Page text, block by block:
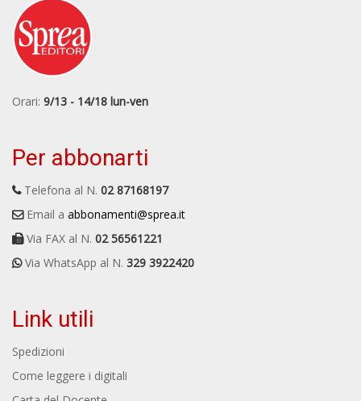
Orari: 9/13 - 14/18 lun-ven
Per abbonarti
Telefona al N. 02 87168197
Email a abbonamenti@sprea.it
Via FAX al N. 02 56561221
Via WhatsApp al N. 329 3922420
Link utili
Spedizioni
Come leggere i digitali